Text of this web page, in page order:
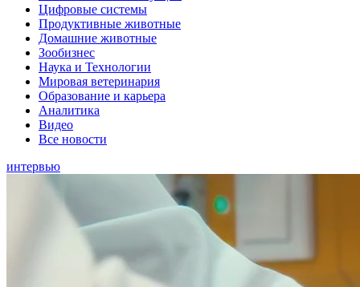
Цифровые системы
Продуктивные животные
Домашние животные
Зообизнес
Наука и Технологии
Мировая ветеринария
Образование и карьера
Аналитика
Видео
Все новости
интервью